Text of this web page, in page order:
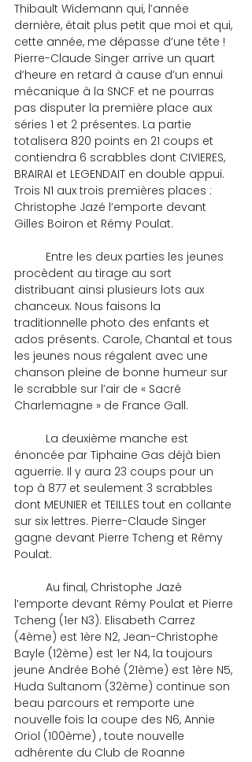
Thibault Widemann qui, l’année
dernière, était plus petit que moi et qui,
cette année, me dépasse d’une tête !
Pierre-Claude Singer arrive un quart
d’heure en retard à cause d’un ennui
mécanique à la SNCF et ne pourras
pas disputer la première place aux
séries 1 et 2 présentes. La partie
totalisera 820 points en 21 coups et
contiendra 6 scrabbles dont CIVIERES,
BRAIRAI et LEGENDAIT en double appui.
Trois N1 aux trois premières places :
Christophe Jazé l’emporte devant
Gilles Boiron et Rémy Poulat.
procèdent au tirage au sort
distribuant ainsi plusieurs lots aux
chanceux. Nous faisons la
traditionnelle photo des enfants et
ados présents. Carole, Chantal et tous
les jeunes nous régalent avec une
chanson pleine de bonne humeur sur
le scrabble sur l’air de « Sacré
Charlemagne » de France Gall.
énoncée par Tiphaine Gas déjà bien
aguerrie. Il y aura 23 coups pour un
top à 877 et seulement 3 scrabbles
dont MEUNIER et TEILLES tout en collante
sur six lettres. Pierre-Claude Singer
gagne devant Pierre Tcheng et Rémy
Poulat.
l’emporte devant Rémy Poulat et Pierre
Tcheng (1er N3). Elisabeth Carrez
(4ème) est 1ère N2, Jean-Christophe
Bayle (12ème) est 1er N4, la toujours
jeune Andrée Bohé (21ème) est 1ère N5,
Huda Sultanom (32ème) continue son
beau parcours et remporte une
nouvelle fois la coupe des N6, Annie
Oriol (100ème) , toute nouvelle
adhérente du Club de Roanne